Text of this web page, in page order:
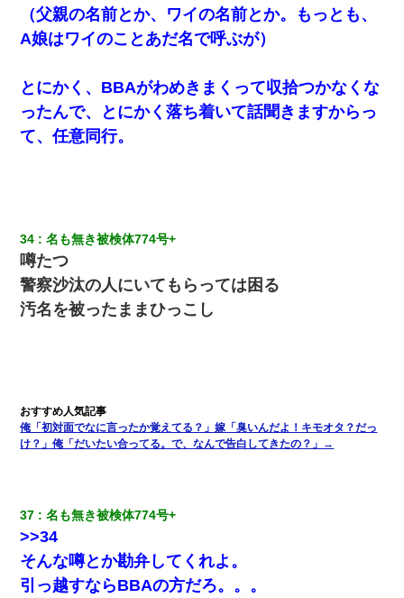
（父親の名前とか、ワイの名前とか。もっとも、
A娘はワイのことあだ名で呼ぶが）
とにかく、BBAがわめきまくって収拾つかなくな
ったんで、とにかく落ち着いて話聞きますからっ
て、任意同行。
34 名も無き被検体774号+
噂たつ
警察沙汰の人にいてもらっては困る
汚名を被ったままひっこし
俺「初対面でなに言ったか覚えてる？」嫁「臭いんだよ！キモオタ？だっ
け？」俺「だいたい合ってる。で、なんで告白してきたの？」→
37 名も無き被検体774号+
>>34
そんな噂とか勘弁してくれよ。
引っ越すならBBAの方だろ。。。